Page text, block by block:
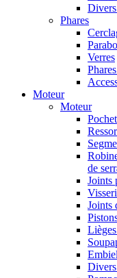
Phares
Verres
Moteur
Moteur
de
Joints
Joints